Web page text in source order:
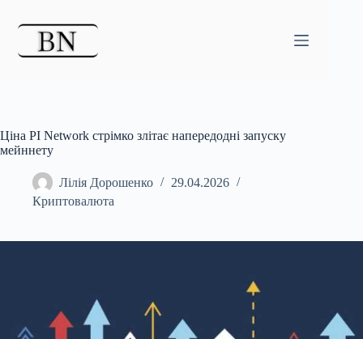
Ціна PI Network стрімко злітає напередодні запуску
мейннету
Лілія Дорошенко
29.04.2026
Криптовалюта